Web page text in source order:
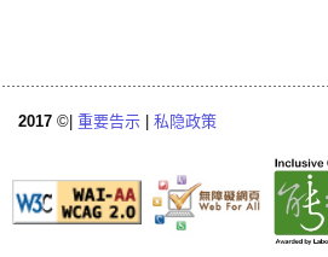
2017 ©| 重要告示 私隐政策